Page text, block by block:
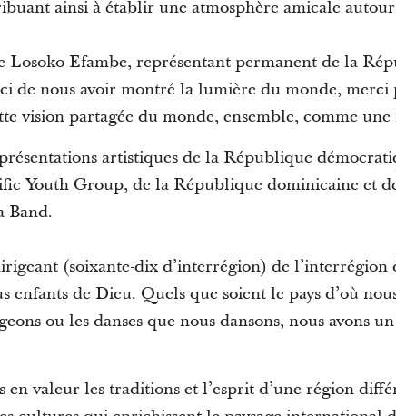
ainsi à établir une atmosphère amicale
Losoko Efambe, représentant permanent de la
de nous avoir montré la lumière du monde,
vision partagée du monde, ensemble, comme
artistiques de la République
Youth Group, de la République dominicaine et
Band.
(soixante-dix d’interrégion) de l’interrégion
enfants de Dieu. Quels que soient le pays d’où
ou les danses que nous dansons, nous avons
en valeur les traditions et l’esprit d’une région